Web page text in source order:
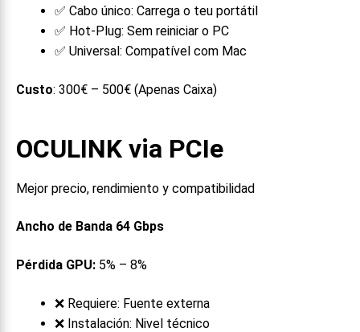
✅ Cabo único: Carrega o teu portátil
✅ Hot-Plug: Sem reiniciar o PC
✅ Universal: Compatível com Mac
Custo: 300€ – 500€ (Apenas Caixa)
OCULINK via PCIe
Mejor precio, rendimiento y compatibilidad
Ancho de Banda 64 Gbps
Pérdida GPU: 5% – 8%
❌ Requiere: Fuente externa
❌ Instalación: Nivel técnico